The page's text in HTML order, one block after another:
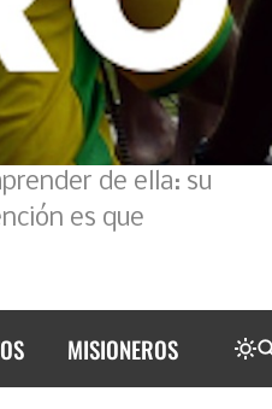
de ella: su
es que
MISIONEROS